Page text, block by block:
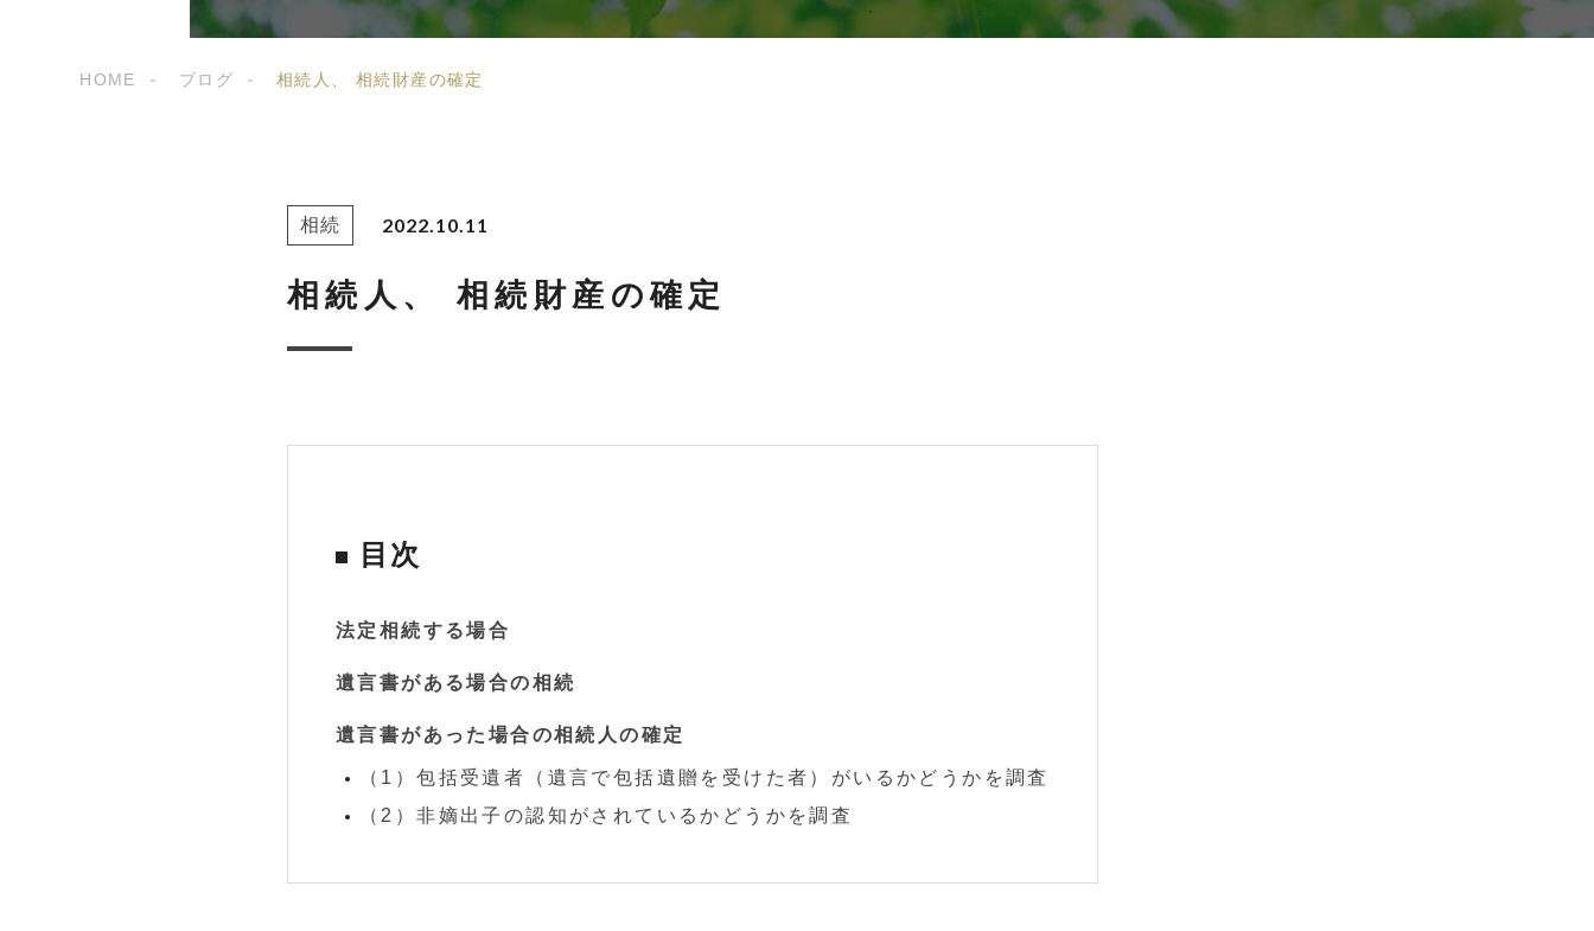
HOME ブログ 相続人、 相続財産の確定
相続 2022.10.11
相続人、 相続財産の確定
目次
法定相続する場合
遺言書がある場合の相続
遺言書があった場合の相続人の確定
（1）包括受遺者（遺言で包括遺贈を受けた者）がいるかどうかを調査
（2）非嫡出子の認知がされているかどうかを調査